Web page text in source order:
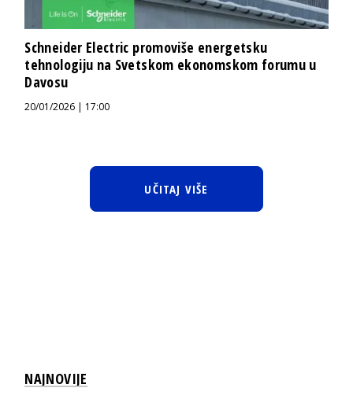
Schneider Electric promoviše energetsku
tehnologiju na Svetskom ekonomskom forumu u
Davosu
20/01/2026 | 17:00
UČITAJ VIŠE
NAJNOVIJE